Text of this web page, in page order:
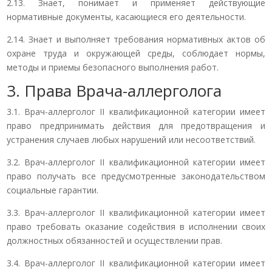
2.13. Знает, понимает и применяет действующие
нормативные документы, касающиеся его деятельности.
2.14. Знает и выполняет требования нормативных актов об
охране труда и окружающей среды, соблюдает нормы,
методы и приемы безопасного выполнения работ.
3. Права Врача-аллерголога
3.1. Врач-аллерголог II квалификационной категории имеет
право предпринимать действия для предотвращения и
устранения случаев любых нарушений или несоответствий.
3.2. Врач-аллерголог II квалификационной категории имеет
право получать все предусмотренные законодательством
социальные гарантии.
3.3. Врач-аллерголог II квалификационной категории имеет
право требовать оказание содействия в исполнении своих
должностных обязанностей и осуществлении прав.
3.4. Врач-аллерголог II квалификационной категории имеет